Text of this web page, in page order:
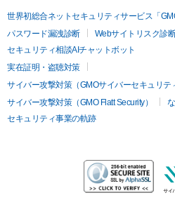
世界初総合ネットセキュリティサービス「
パスワード漏洩診断
Webサイトリスク診断
セキュリティ相談AIチャットボット
実在証明・盗聴対策
サイバー攻撃対策（GMOサイバーセキュリテ
サイバー攻撃対策（GMO Flatt Security）
セキュリティ事業の軌跡